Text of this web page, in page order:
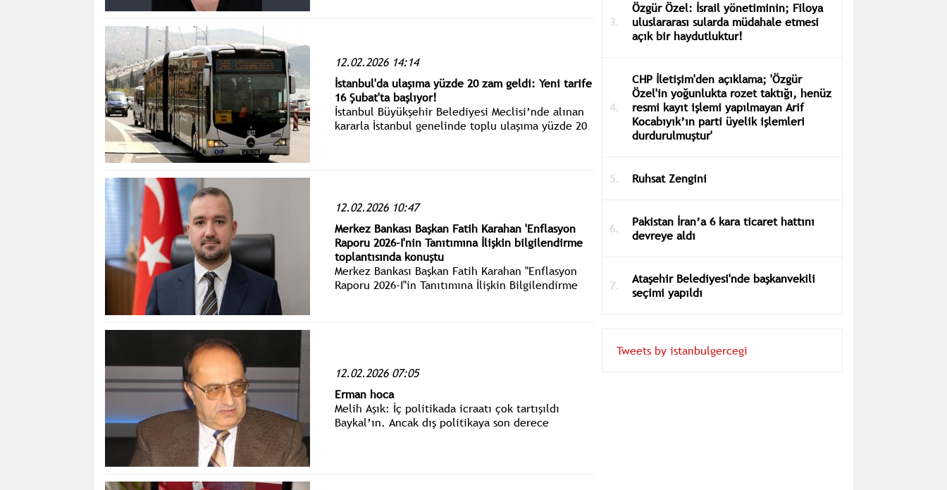
12.02.2026 14:14
İstanbul'da ulaşıma yüzde 20 zam geldi: Yeni tarife
16 Şubat'ta başlıyor!
İstanbul Büyükşehir Belediyesi Meclisi’nde alınan
kararla İstanbul genelinde toplu ulaşıma yüzde 20
12.02.2026 10:47
Merkez Bankası Başkan Fatih Karahan 'Enflasyon
Raporu 2026-I'nin Tanıtımına İlişkin bilgilendirme
toplantısında konuştu
Merkez Bankası Başkan Fatih Karahan "Enflasyon
Raporu 2026-I"in Tanıtımına İlişkin Bilgilendirme
12.02.2026 07:05
Erman hoca
Melih Aşık: İç politikada icraatı çok tartışıldı
Baykal’ın. Ancak dış politikaya son derece
Özgür Özel: İsrail yönetiminin; Filoya
uluslararası sularda müdahale etmesi
açık bir haydutluktur!
CHP İletişim'den açıklama; 'Özgür
Özel'in yoğunlukta rozet taktığı, henüz
resmi kayıt işlemi yapılmayan Arif
Kocabıyık’ın parti üyelik işlemleri
durdurulmuştur'
Ruhsat Zengini
Pakistan İran’a 6 kara ticaret hattını
devreye aldı
Ataşehir Belediyesi'nde başkanvekili
seçimi yapıldı
Tweets by istanbulgercegi